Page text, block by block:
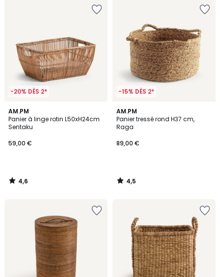
-20% DÈS 2*
AM.PM
Panier à linge rotin L50xH24cm
Sentaku
59,00 €
4,6
/ 5
4,6
/
-15% DÈS 2*
AM.PM
Panier tressé rond H37 cm,
Raga
89,00 €
4,5
/ 5
4,5
/